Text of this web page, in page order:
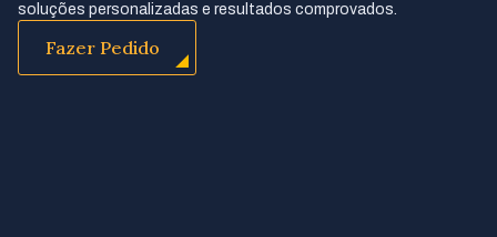
soluções personalizadas e resultados comprovados.
Fazer Pedido